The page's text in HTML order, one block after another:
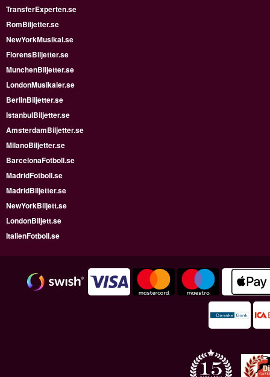
TransferExperten.se
RomBiljetter.se
NewYorkMusikal.se
FlorensBiljetter.se
MunchenBiljetter.se
LondonMusikaler.se
BerlinBiljetter.se
IstanbulBiljetter.se
AmsterdamBiljetter.se
MilanoBiljetter.se
BarcelonaFotboll.se
MadridFotboll.se
MadridBiljetter.se
NewYorkBiljett.se
LondonBiljett.se
ItalienFotboll.se